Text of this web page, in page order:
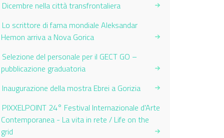
Dicembre nella città transfrontaliera
Lo scrittore di fama mondiale Aleksandar
Hemon arriva a Nova Gorica
Selezione del personale per il GECT GO –
pubblicazione graduatoria
Inaugurazione della mostra Ebrei a Gorizia
PIXXELPOINT 24° Festival Internazionale d'Arte
Contemporanea - La vita in rete / Life on the
grid